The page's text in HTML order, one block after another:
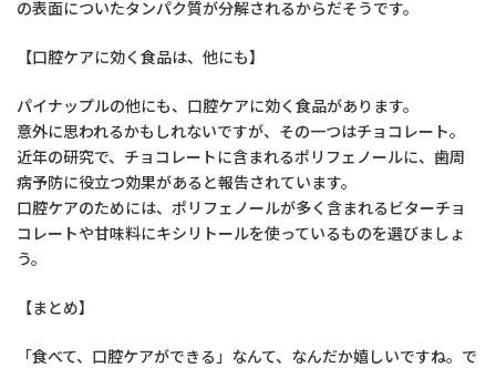
の表面についたタンパク質が分解されるからだそうです。
【口腔ケアに効く食品は、他にも】
パイナップルの他にも、口腔ケアに効く食品があります。
意外に思われるかもしれないですが、その一つはチョコレート。
近年の研究で、チョコレートに含まれるポリフェノールに、歯周
病予防に役立つ効果があると報告されています。
口腔ケアのためには、ポリフェノールが多く含まれるビターチョ
コレートや甘味料にキシリトールを使っているものを選びましょ
う。
【まとめ】
「食べて、口腔ケアができる」なんて、なんだか嬉しいですね。で